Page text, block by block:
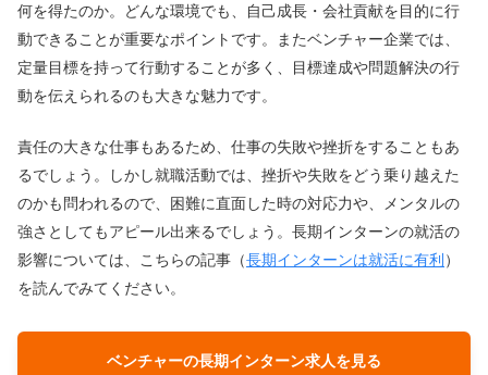
何を得たのか。どんな環境でも、自己成長・会社貢献を目的に行
動できることが重要なポイントです。またベンチャー企業では、
定量目標を持って行動することが多く、目標達成や問題解決の行
動を伝えられるのも大きな魅力です。
責任の大きな仕事もあるため、仕事の失敗や挫折をすることもあ
るでしょう。しかし就職活動では、挫折や失敗をどう乗り越えた
のかも問われるので、困難に直面した時の対応力や、メンタルの
強さとしてもアピール出来るでしょう。長期インターンの就活の
影響については、こちらの記事（長期インターンは就活に有利）
を読んでみてください。
ベンチャーの長期インターン求人を見る